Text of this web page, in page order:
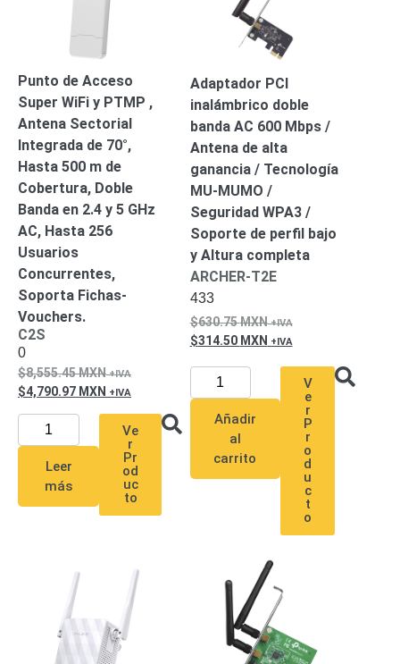
- No Break
Kits-
Sistemas
IP
Megapixel
TurboHD
de 4
CanalesTurboHD
de 8
Canales
Monitores
Pantallas
y
Mobiliario
Accesorios
MonitoresVideowall
Seguridad
Protección
Descargas
Corriente
Alterna
Corriente
Directa
Almacenamiento
Accesorios
Discos
Duros
Mecánicos
(HDD)
Memorias
Punto de Acceso
Super WiFi y PTMP ,
Antena Sectorial
Integrada de 70°,
Hasta 500 m de
Cobertura, Doble
Banda en 2.4 y 5 GHz
AC, Hasta 256
Usuarios
Concurrentes,
Soporta Fichas-
Vouchers.
C2S
0
8,555.45MXN
4,790.97 MXN
Leer
más
Ve
r
Pr
od
uc
to
Adaptador PCI
inalámbrico doble
banda AC 600 Mbps /
Antena de alta
ganancia / Tecnología
MU-MUMO /
Seguridad WPA3 /
Soporte de perfil bajo
y Altura completa
ARCHER-T2E
433
630.75MXN
314.50 MXN
Añadir
al
carrito
V
e
r
P
r
o
d
u
c
t
o